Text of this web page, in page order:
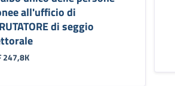
all'ufficio di
di seggio
247,8K